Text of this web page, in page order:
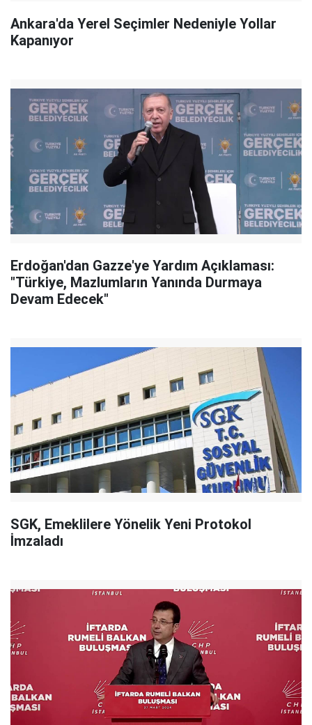
Ankara'da Yerel Seçimler Nedeniyle Yollar
Kapanıyor
Erdoğan'dan Gazze'ye Yardım Açıklaması:
"Türkiye, Mazlumların Yanında Durmaya
Devam Edecek"
SGK, Emeklilere Yönelik Yeni Protokol
İmzaladı